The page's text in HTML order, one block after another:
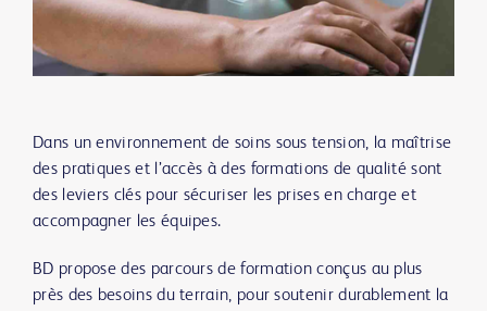
Dans un environnement de soins sous tension, la maîtrise
des pratiques et l’accès à des formations de qualité sont
des leviers clés pour sécuriser les prises en charge et
accompagner les équipes.
BD propose des parcours de formation conçus au plus
près des besoins du terrain, pour soutenir durablement la